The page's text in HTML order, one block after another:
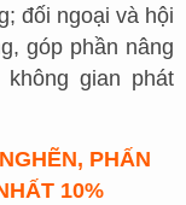
đối ngoại và hội
góp phần nâng
gian phát
PHẤN
10%